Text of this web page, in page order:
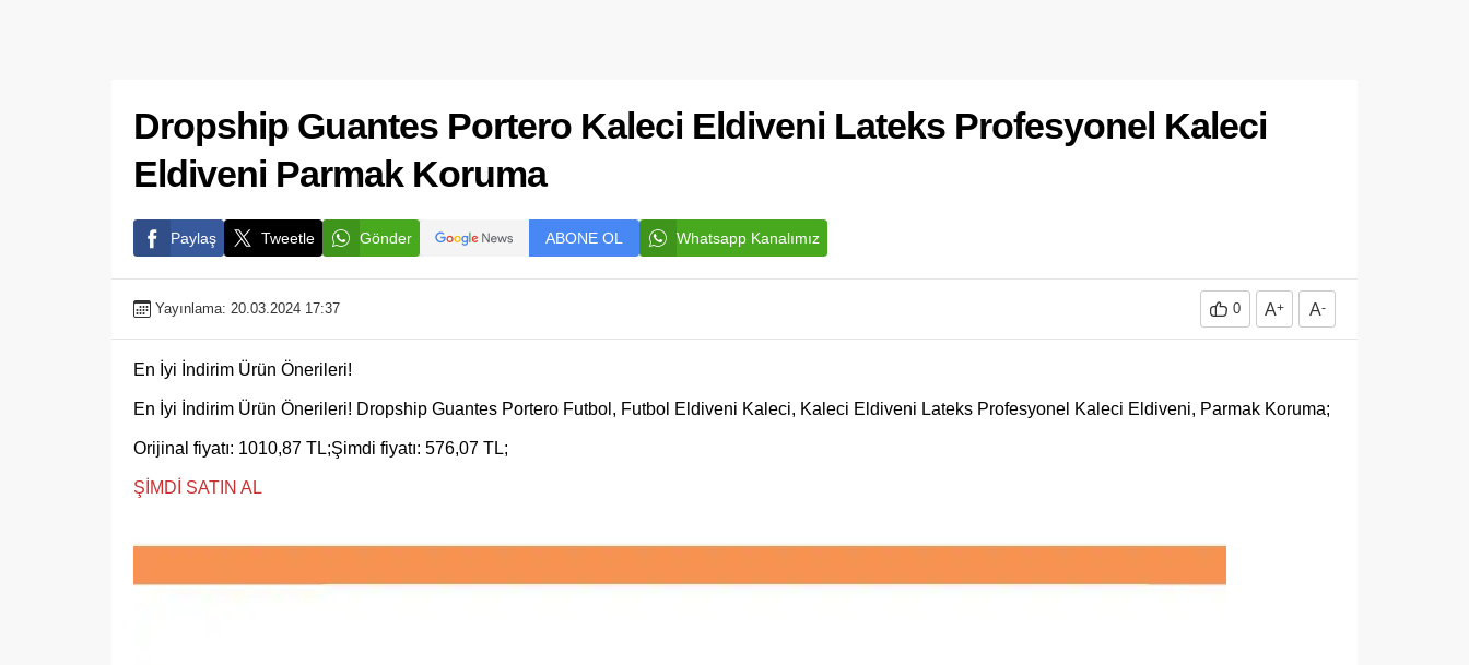
Dropship Guantes Portero Kaleci Eldiveni Lateks Profesyonel Kaleci
Eldiveni Parmak Koruma
Paylaş Tweetle Gönder ABONE OL Whatsapp Kanalımız
Yayınlama: 20.03.2024 17:37 0 A+ A-
En İyi İndirim Ürün Önerileri!
En İyi İndirim Ürün Önerileri! Dropship Guantes Portero Futbol, Futbol Eldiveni Kaleci, Kaleci Eldiveni Lateks Profesyonel Kaleci Eldiveni, Parmak Koruma;
Orijinal fiyatı: 1010,87 TL;Şimdi fiyatı: 576,07 TL;
ŞİMDİ SATIN AL